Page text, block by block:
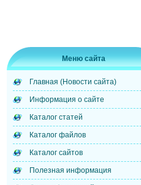
Меню сайта
Главная (Новости сайта)
Информация о сайте
Каталог статей
Каталог файлов
Каталог сайтов
Полезная информация